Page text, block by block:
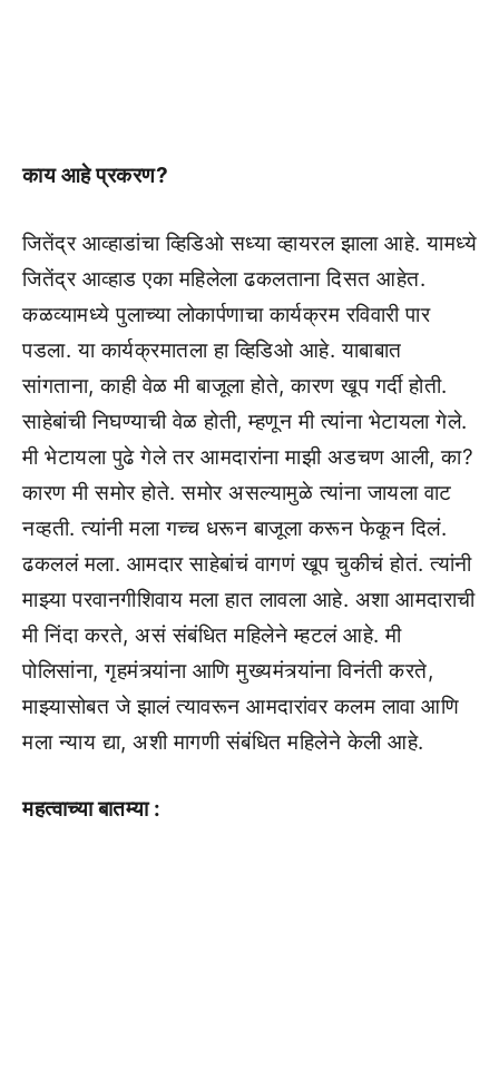
काय आहे प्रकरण?
जितेंद्र आव्हाडांचा व्हिडिओ सध्या व्हायरल झाला आहे. यामध्ये
जितेंद्र आव्हाड एका महिलेला ढकलताना दिसत आहेत.
कळव्यामध्ये पुलाच्या लोकार्पणाचा कार्यक्रम रविवारी पार
पडला. या कार्यक्रमातला हा व्हिडिओ आहे. याबाबात
सांगताना, काही वेळ मी बाजूला होते, कारण खूप गर्दी होती.
साहेबांची निघण्याची वेळ होती, म्हणून मी त्यांना भेटायला गेले.
मी भेटायला पुढे गेले तर आमदारांना माझी अडचण आली, का?
कारण मी समोर होते. समोर असल्यामुळे त्यांना जायला वाट
नव्हती. त्यांनी मला गच्च धरून बाजूला करून फेकून दिलं.
ढकललं मला. आमदार साहेबांचं वागणं खूप चुकीचं होतं. त्यांनी
माझ्या परवानगीशिवाय मला हात लावला आहे. अशा आमदाराची
मी निंदा करते, असं संबंधित महिलेने म्हटलं आहे. मी
पोलिसांना, गृहमंत्र्यांना आणि मुख्यमंत्र्यांना विनंती करते,
माझ्यासोबत जे झालं त्यावरून आमदारांवर कलम लावा आणि
मला न्याय द्या, अशी मागणी संबंधित महिलेने केली आहे.
महत्वाच्या बातम्या :